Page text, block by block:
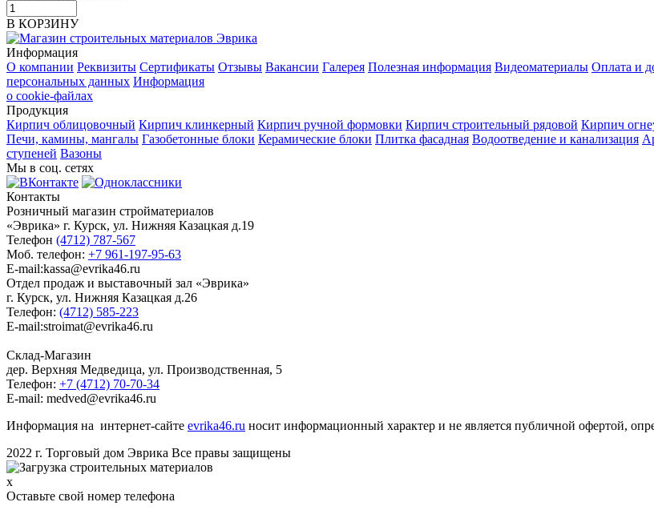
В КОРЗИНУ
Информация
О компании Реквизиты Сертификаты Отзывы Вакансии Галерея Полезная информация Видеоматериалы Оплата и
персональных данных Информация
о cookie-файлах
Продукция
Кирпич облицовочный Кирпич клинкерный Кирпич ручной формовки Кирпич строительный рядовой Кирпич
Печи, камины, мангалы Газобетонные блоки Керамические блоки Плитка фасадная Водоотведение и канализация
ступеней Вазоны
Мы в соц. сетях
Контакты
Розничный магазин стройматериалов
«Эврика» г. Курск, ул. Нижняя Казацкая д.19
Телефон (4712) 787-567
Моб. телефон: +7 961-197-95-63
E-mail:kassa@evrika46.ru
Отдел продаж и выставочный зал «Эврика»
г. Курск, ул. Нижняя Казацкая д.26
Телефон: (4712) 585-223
E-mail:stroimat@evrika46.ru
Склад-Магазин
дер. Верхняя Медведица, ул. Производственная, 5
Телефон: +7 (4712) 70-70-34
E-mail: medved@evrika46.ru
Информация на интернет-сайте evrika46.ru носит информационный характер и не является публичной офертой,
2022 г. Торговый дом Эврика Все правы защищены
x
Оставьте свой номер телефона